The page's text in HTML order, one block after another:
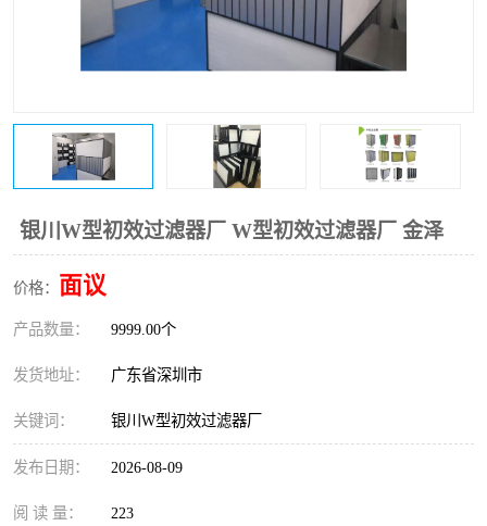
银川W型初效过滤器厂 W型初效过滤器厂 金泽
价格： 面议
产品数量： 9999.00个
发货地址： 广东省深圳市
关键词： 银川W型初效过滤器厂
发布日期： 2026-08-09
阅 读 量： 223
光电车间
恒温恒湿净化空调